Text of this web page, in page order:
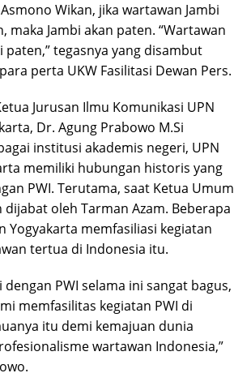
Wikan, jika wartawan Jambi
maka Jambi akan paten. “Wartawan
paten,” tegasnya yang disambut
perta UKW Fasilitasi Dewan Pers.
Jurusan Ilmu Komunikasi UPN
Dr. Agung Prabowo M.Si
institusi akademis negeri, UPN
memiliki hubungan historis yang
PWI. Terutama, saat Ketua Umum
dijabat oleh Tarman Azam. Beberapa
Yogyakarta memfasiliasi kegiatan
tertua di Indonesia itu.
PWI selama ini sangat bagus,
memfasilitas kegiatan PWI di
itu demi kemajuan dunia
wartawan Indonesia,”